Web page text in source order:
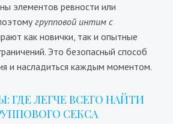
элементов ревности или
групповой интим с
как новички, так и опытные
Это безопасный способ
и насладиться каждым моментом.
ГДЕ ЛЕГЧЕ ВСЕГО НАЙТИ
СЕКСА